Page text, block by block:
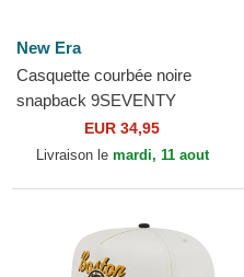
New Era
Casquette courbée noire
snapback 9SEVENTY
Stretch Snap Stated Los
Angeles Kings NHL New Era
EUR 34,95
Livraison le mardi, 11 aout